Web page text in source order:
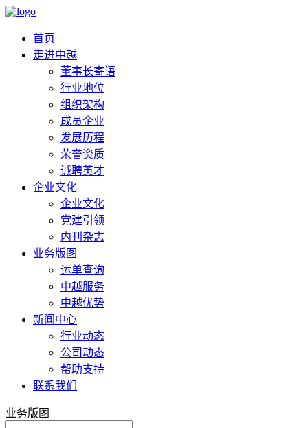
首页
走进中越
董事长寄语
行业地位
组织架构
成员企业
发展历程
荣誉资质
诚聘英才
企业文化
企业文化
党建引领
内刊杂志
业务版图
运单查询
中越服务
中越优势
新闻中心
行业动态
公司动态
帮助支持
联系我们
业务版图